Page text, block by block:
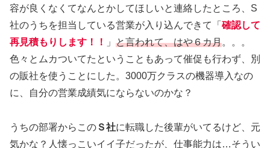
容が良くなくてなんとかしてほしいと連絡したところ、S
社のうちを担当している営業が入り込んできて「 確認して
再見積もりします！！
」 と言われて、はや６カ月。。。
色々とムカついてたということもあって催促も行わず、別
の販社を使うことにした。3000万クラスの機器導入なの
に、自分の営業成績気にならないのかな？
うちの部署からこのＳ社に転職した後輩がいてるけど、元
気かな？人懐っこいイイ子だったが、仕事能力は…そうい